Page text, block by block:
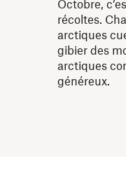
Octobre,
récoltes.
arctiques
gibier des
arctiques
généreux.